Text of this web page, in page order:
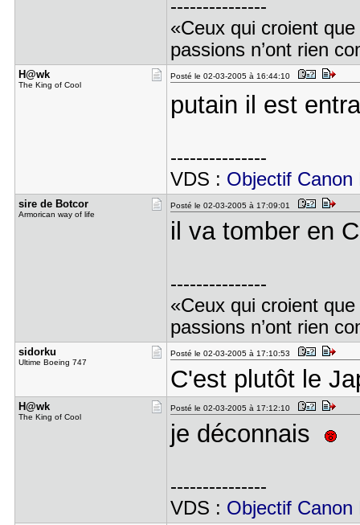
---------------
«Ceux qui croient
passions n’ont rien
H@wk
The King of Cool
Posté le 02-03-2005 à 16:44:10
putain il est
---------------
VDS : Objectif Canon
sire de Bo​tcor
Armorican way of life
Posté le 02-03-2005 à 17:09:01
il va tomber en
---------------
«Ceux qui croient
passions n’ont rien
sidorku
Ultime Boeing 747
Posté le 02-03-2005 à 17:10:53
C'est plutôt le
H@wk
The King of Cool
Posté le 02-03-2005 à 17:12:10
je déconnais
---------------
VDS : Objectif Canon